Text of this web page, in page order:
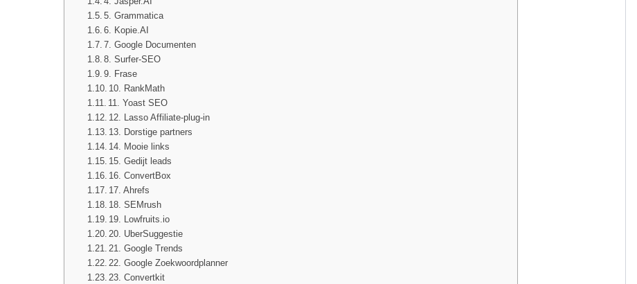
5. Grammatica
6. Kopie.AI
7. Google Documenten
8. Surfer-SEO
9. Frase
10. RankMath
11. Yoast SEO
12. Lasso Affiliate-plug-in
13. Dorstige partners
14. Mooie links
15. Gedijt leads
16. ConvertBox
17. Ahrefs
18. SEMrush
19. Lowfruits.io
20. UberSuggestie
21. Google Trends
22. Google Zoekwoordplanner
23. Convertkit